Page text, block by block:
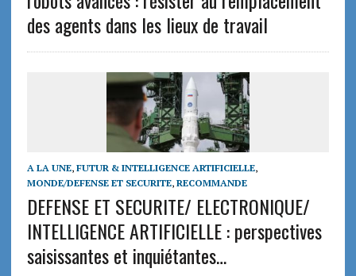
des agents dans les lieux de travail
A LA UNE, FUTUR & INTELLIGENCE ARTIFICIELLE,
MONDE/DEFENSE ET SECURITE, RECOMMANDE
DEFENSE ET SECURITE/ ELECTRONIQUE/
INTELLIGENCE ARTIFICIELLE : perspectives
saisissantes et inquiétantes…